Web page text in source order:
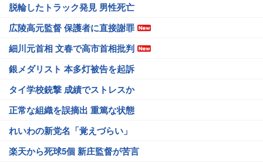
脱輪したトラック発見 男性死亡
広陵高元監督 保護者に直接謝罪
細川元首相 文春で高市首相批判
銀メダリスト 本多灯被告を起訴
タイ学校銃撃 成績でストレスか
正常な組織を誤摘出 重篤な状態
れいわの新党名「覚えづらい」
楽天から死球5個 新庄監督が苦言